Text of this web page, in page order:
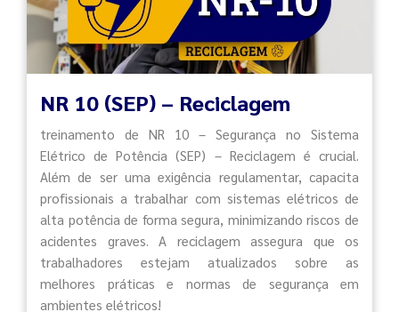
NR 10 (SEP) – Reciclagem
treinamento de NR 10 – Segurança no Sistema
Elétrico de Potência (SEP) – Reciclagem é crucial.
Além de ser uma exigência regulamentar, capacita
profissionais a trabalhar com sistemas elétricos de
alta potência de forma segura, minimizando riscos de
acidentes graves. A reciclagem assegura que os
trabalhadores estejam atualizados sobre as
melhores práticas e normas de segurança em
ambientes elétricos!